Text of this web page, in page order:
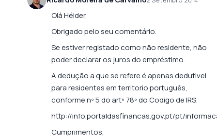
Olá Hélder,
Obrigado pelo seu comentário.
Se estiver registado como não residente, não
poder declarar os juros do empréstimo.
A dedução a que se refere é apenas dedutivel
para residentes em territorio português,
conforme nº 5 do artº 78º do Codigo de IRS.
http://info.portaldasfinancas.gov.pt/pt/
Cumprimentos,